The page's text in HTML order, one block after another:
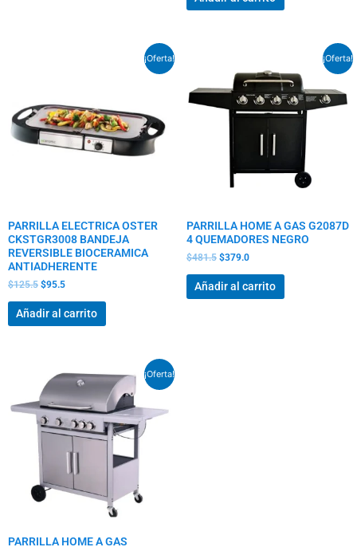
¡Oferta!
PARRILLA ELECTRICA OSTER
CKSTGR3008 BANDEJA
REVERSIBLE BIOCERAMICA
ANTIADHERENTE
$125.5
$125.5.
$95.5
$95.5.
Añadir al carrito
¡Oferta!
PARRILLA HOME A GAS G2087D
4 QUEMADORES NEGRO
$481.5
original
era:
$481.5.
$379.0
actual
$379.0.
Añadir al carrito
¡Oferta!
PARRILLA HOME A GAS
precio
original
era:
$704.5.
precio
actual
es:
$547.5.